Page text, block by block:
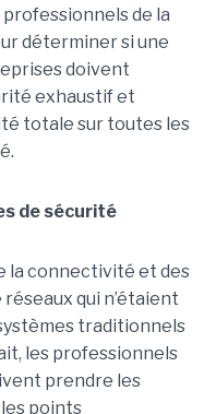
de la
déterminer si une
doivent
exhaustif et
totale sur toutes les
de sécurité
la connectivité et des
qui n’étaient
traditionnels
les professionnels
prendre les
points